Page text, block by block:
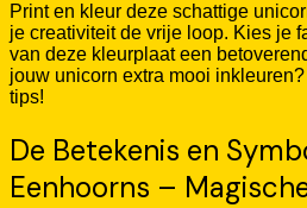
Print en kleur deze schattige
je creativiteit de vrije loop. Kies je
van deze kleurplaat een
jouw unicorn extra mooi
tips!
De Betekenis en
Eenhoorns –